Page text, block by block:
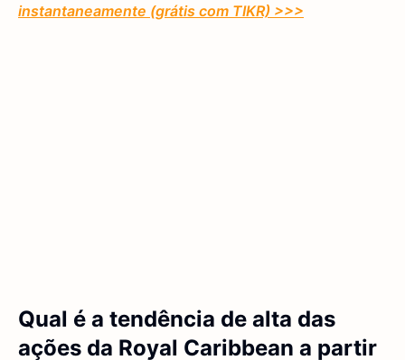
instantaneamente (grátis com TIKR) >>>
Qual é a tendência de alta das
ações da Royal Caribbean a partir